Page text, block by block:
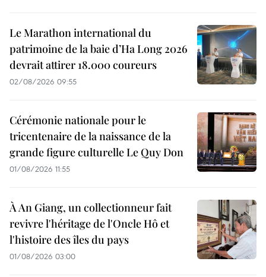
Le Marathon international du
patrimoine de la baie d’Ha Long 2026
devrait attirer 18.000 coureurs
02/08/2026 09:55
Cérémonie nationale pour le
tricentenaire de la naissance de la
grande figure culturelle Le Quy Don
01/08/2026 11:55
À An Giang, un collectionneur fait
revivre l'héritage de l'Oncle Hô et
l'histoire des îles du pays
01/08/2026 03:00